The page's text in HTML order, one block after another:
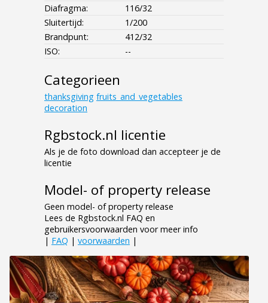
Diafragma:
116/32
Sluitertijd:
1/200
Brandpunt:
412/32
ISO:
--
Categorieen
thanksgiving fruits_and_vegetables
decoration
Rgbstock.nl licentie
Als je de foto download dan accepteer je de
licentie
Model- of property release
Geen model- of property release
Lees de Rgbstock.nl FAQ en
gebruikersvoorwaarden voor meer info
| FAQ | voorwaarden |